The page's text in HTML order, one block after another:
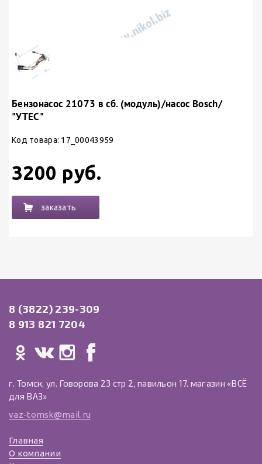
Бензонасос 21073 в сб. (модуль)/насос Bosch/
"УТЕС"
Код товара: 17_00043959
3200 руб.
заказать
8 (3822) 239-309
8 913 821 7204
г. Томск, ул. Говорова 23 стр 2, павильон 17. магазин «ВСЁ
для ВАЗ»
vaz-tomsk@mail.ru
Главная
О компании